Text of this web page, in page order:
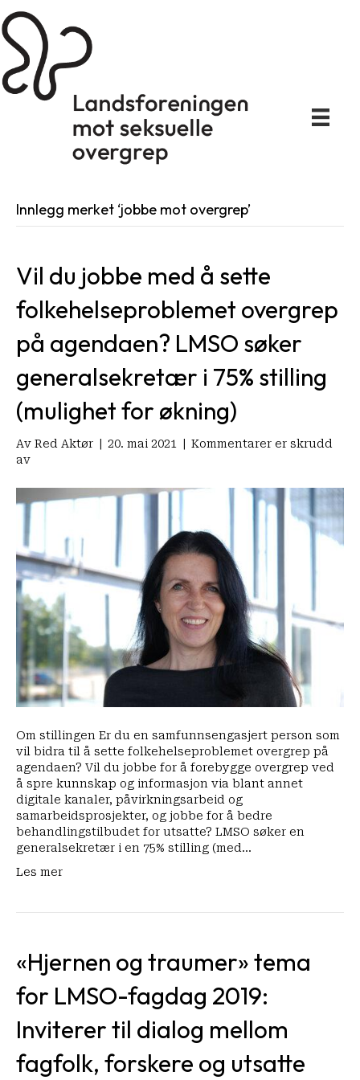
Innlegg merket ‘jobbe mot overgrep’
Vil du jobbe med å sette
folkehelseproblemet overgrep
på agendaen? LMSO søker
generalsekretær i 75% stilling
(mulighet for økning)
Av Red Aktør 20. mai 2021
Kommentarer er skrudd
avfor
du
jobbe
sette
folkehelseproblemet
overgrep
på
agendaen?
LMSO
søker
generalsekretær
i
75%
(mulighet
for
økning)
Om stillingen Er du en samfunnsengasjert person som
vil bidra til å sette folkehelseproblemet overgrep på
agendaen? Vil du jobbe for å forebygge overgrep ved
å spre kunnskap og informasjon via blant annet
digitale kanaler, påvirkningsarbeid og
samarbeidsprosjekter, og jobbe for å bedre
behandlingstilbudet for utsatte? LMSO søker en
generalsekretær i en 75% stilling (med…
Les mer
«Hjernen og traumer» tema
for LMSO-fagdag 2019:
Inviterer til dialog mellom
fagfolk, forskere og utsatte